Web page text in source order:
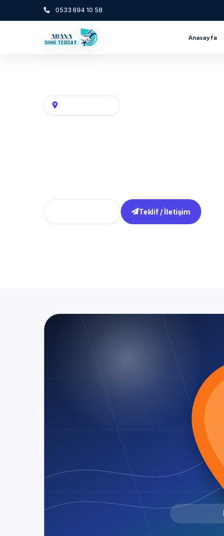
0533 694 10 58
Adana Su tesisatı, kat kaloriferi ve hava hattı
Anasayfa
Mahalle / Semt
Teklif / İletişim